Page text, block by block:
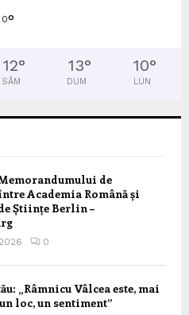
0°
12°
SÂM
13°
DUM
10°
LUN
de
Academia Română și
Științe Berlin –
0
„Râmnicu Vâlcea este, mai
loc, un sentiment”